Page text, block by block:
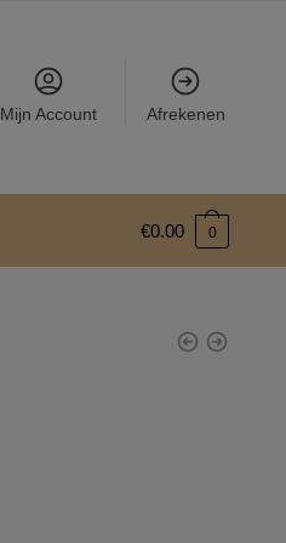
Mijn Account Afrekenen
€0.00 0